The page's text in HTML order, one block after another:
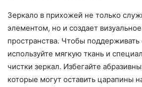
Зеркало в прихожей не только
элементом, но и создает
пространства. Чтобы поддерживать
используйте мягкую ткань и
чистки зеркал. Избегайте
которые могут оставить царапины